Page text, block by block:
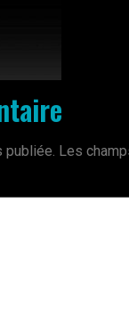
publiée. Les